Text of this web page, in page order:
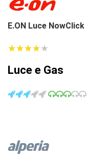
E.ON Luce NowClick
★★★★★
★★★★★
Luce e Gas